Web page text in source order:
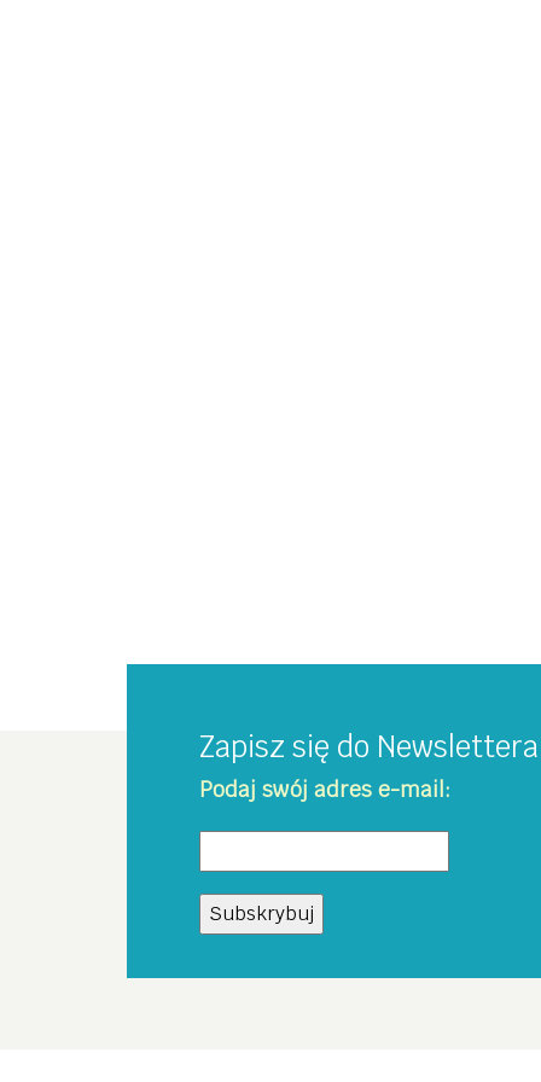
Zapisz się do
Podaj swój adres e-mail: